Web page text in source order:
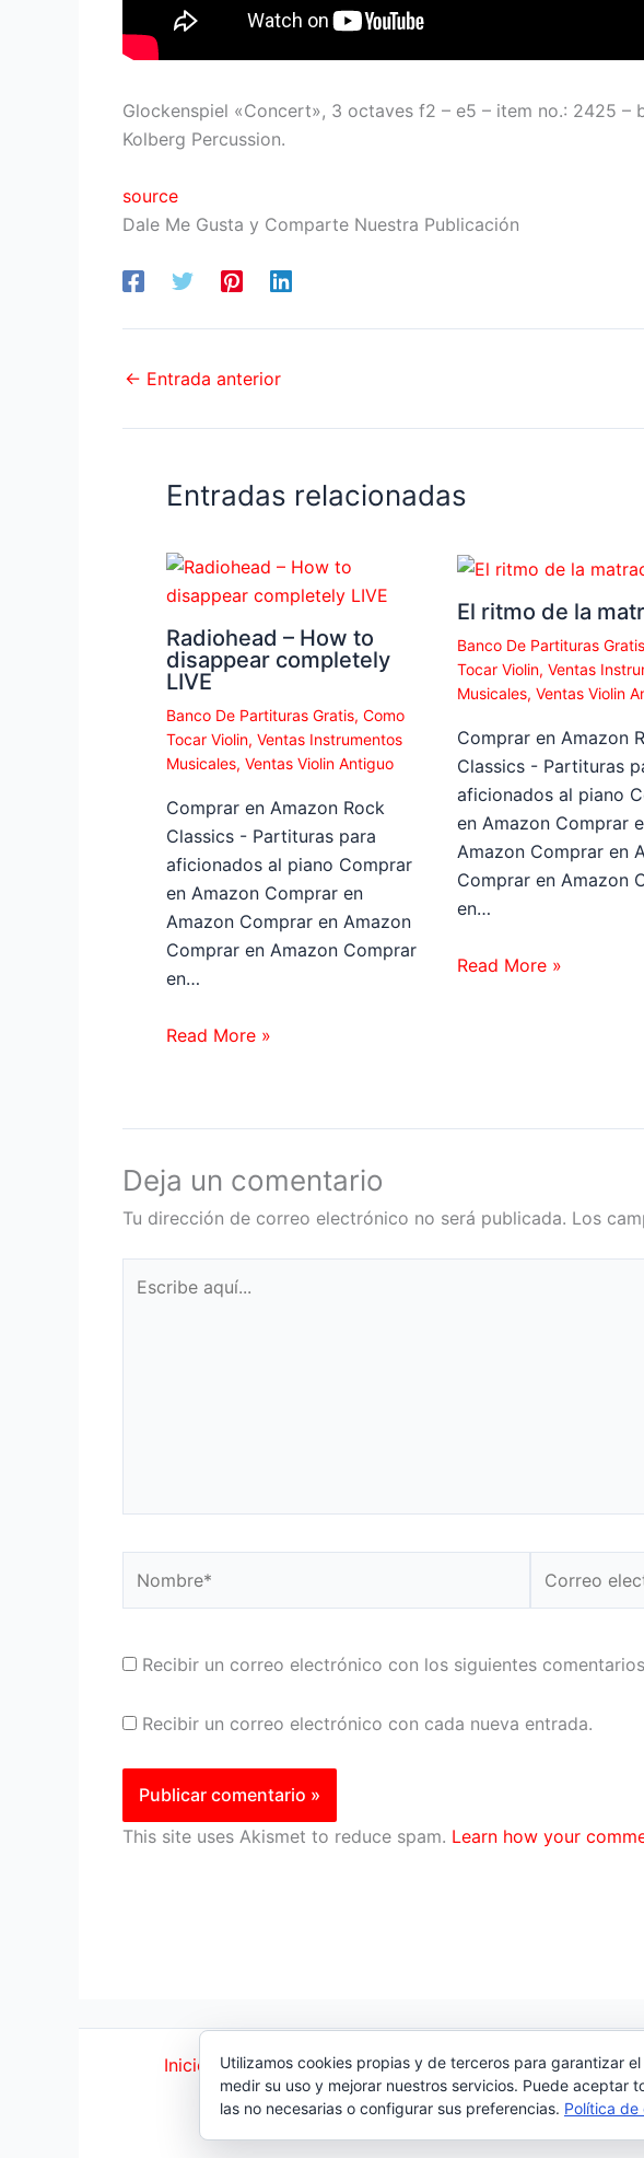
Glockenspiel «Concert», 3 octaves f2 – e5 – item no.: 2425
Kolberg Percussion.
source
Dale Me Gusta y Comparte Nuestra Publicación
← Entrada anterior
Entradas relacionadas
Radiohead – How to
disappear completely
LIVE
Banco De Partituras Gratis, Como
Tocar Violin, Ventas Instrumentos
Musicales, Ventas Violin Antiguo
Comprar en Amazon Rock
Classics - Partituras para
aficionados al piano Comprar
en Amazon Comprar en
Amazon Comprar en Amazon
Comprar en Amazon Comprar
en…
Read More »
El ritmo de la
Banco De Partituras Gratis
Tocar Violin,Ventas
Musicales,Ventas Violin
Comprar en Amazon
Classics - Partituras
aficionados al piano
en Amazon Comprar
Amazon Comprar en
Comprar en Amazon
en…
Read More »
Deja un comentario
Tu dirección de correo electrónico no será publicada. Los
aquí...
electrónico*
Recibir un correo electrónico con los siguientes
Recibir un correo electrónico con cada nueva entrada.
This site uses Akismet to reduce spam. Learn how your
Inicio |Política Cookies|Política Privacidad|Contacto
© 2023 |ComoTocarViolin.Com
Utilizamos cookies propias y de terceros para garantizar
medir su uso y mejorar nuestros servicios. Puede aceptar
las no necesarias o configurar sus preferencias. Política de